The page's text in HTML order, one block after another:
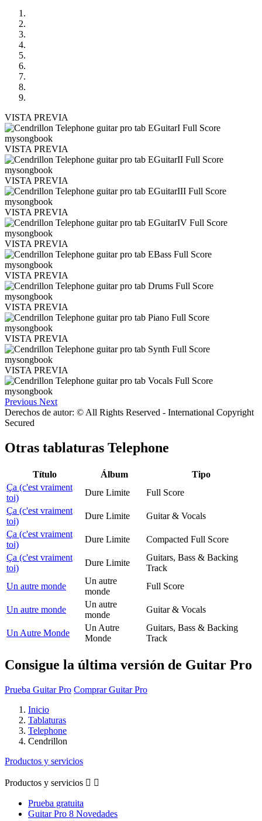
VISTA PREVIA
VISTA PREVIA
VISTA PREVIA
VISTA PREVIA
VISTA PREVIA
VISTA PREVIA
VISTA PREVIA
VISTA PREVIA
VISTA PREVIA
Previous Next
Derechos de autor: © All Rights Reserved - International Copyright
Secured
Otras tablaturas Telephone
Título Álbum
Tipo
Ça (c'est vraiment
toi)
Dure Limite
Full Score
Ça (c'est vraiment
toi)
Dure Limite
Guitar & Vocals
Ça (c'est vraiment
toi)
Dure Limite
Compacted Full Score
Ça (c'est vraiment
toi)
Dure Limite
Guitars, Bass & Backing
Track
Un autre monde
Un autre
monde
Full Score
Un autre monde
Un autre
monde
Guitar & Vocals
Un Autre Monde
Un Autre
Monde
Guitars, Bass & Backing
Track
Consigue la última versión de Guitar Pro
Prueba Guitar Pro Comprar Guitar Pro
Inicio
Tablaturas
Telephone
Cendrillon
Productos y servicios
Productos y servicios  
Prueba gratuita
Guitar Pro 8 Novedades